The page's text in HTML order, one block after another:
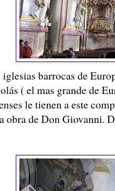
barrocas de
( el mas grande de
le tienen a este
obra de Don Giovanni.